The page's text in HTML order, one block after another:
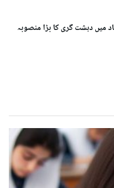
میں دہشت گری کا بڑا منصوبہ